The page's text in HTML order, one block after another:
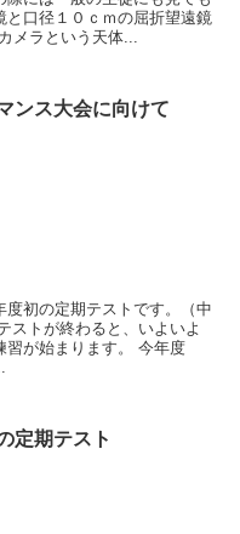
と口径１０ｃｍの屈折望遠鏡
メラという天体...
ンス大会に向けて
初の定期テストです。（中
ストが終わると、いよいよ
習が始まります。 今年度
定期テスト